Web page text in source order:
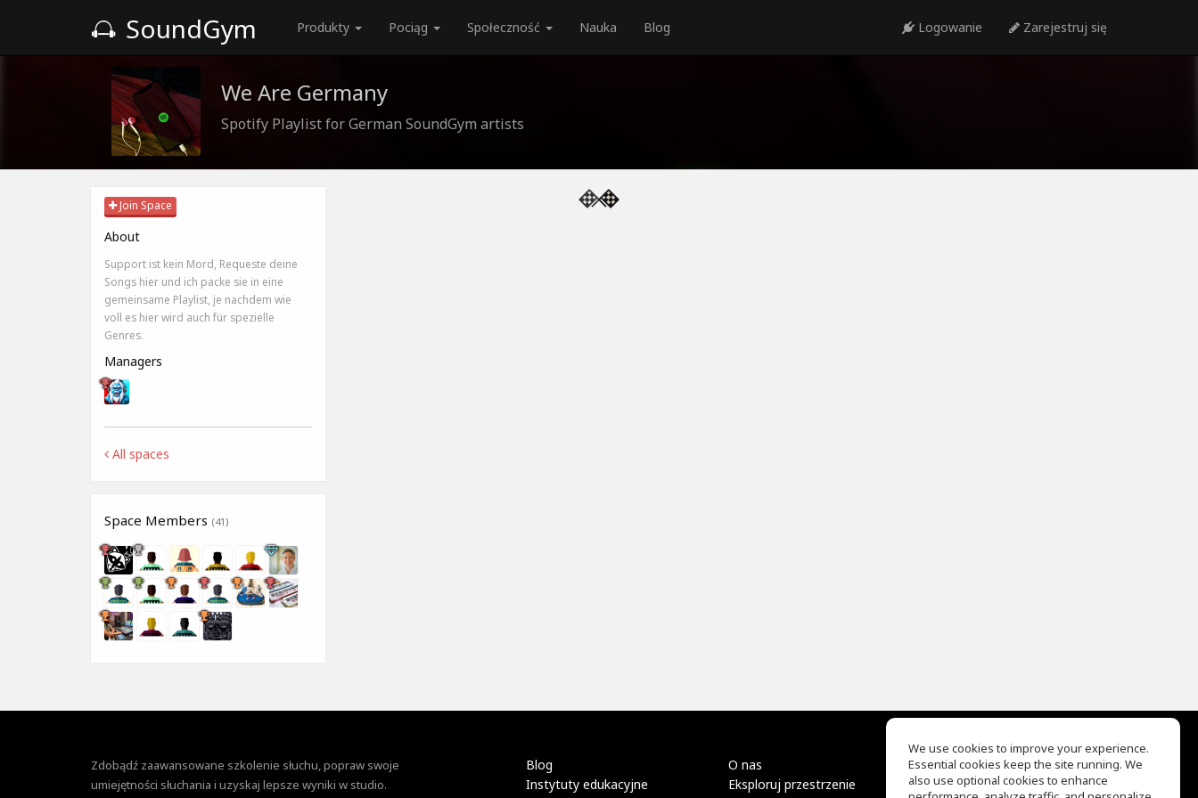
SoundGym Produkty Pociąg Społeczność Nauka Blog Logowanie Zarejestruj się
We Are Germany
Spotify Playlist for German SoundGym artists
Join Space
About
Support ist kein Mord, Requeste deine
Songs hier und ich packe sie in eine
gemeinsame Playlist, je nachdem wie
voll es hier wird auch für spezielle
Genres.
Managers
All spaces
Space Members (41)
Zdobądź zaawansowane szkolenie słuchu, popraw swoje
umiejętności słuchania i uzyskaj lepsze wyniki w studio.
Blog
Instytuty edukacyjne
O nas
Eksploruj przestrzenie
EQ Ear Training
Drum Machine
We use cookies to improve your experience.
Essential cookies keep the site running. We
also use optional cookies to enhance